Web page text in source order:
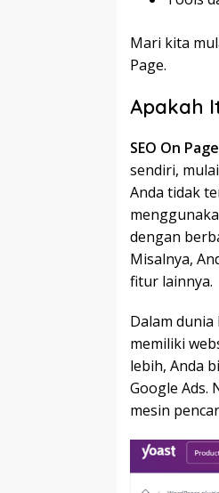
Mari kita
Page.
Apakah
SEO On Page
sendiri,
Anda tidak
dengan
Misalnya,
fitur lainnya.
Dalam
memiliki
lebih, Anda
Google Ads.
mesin